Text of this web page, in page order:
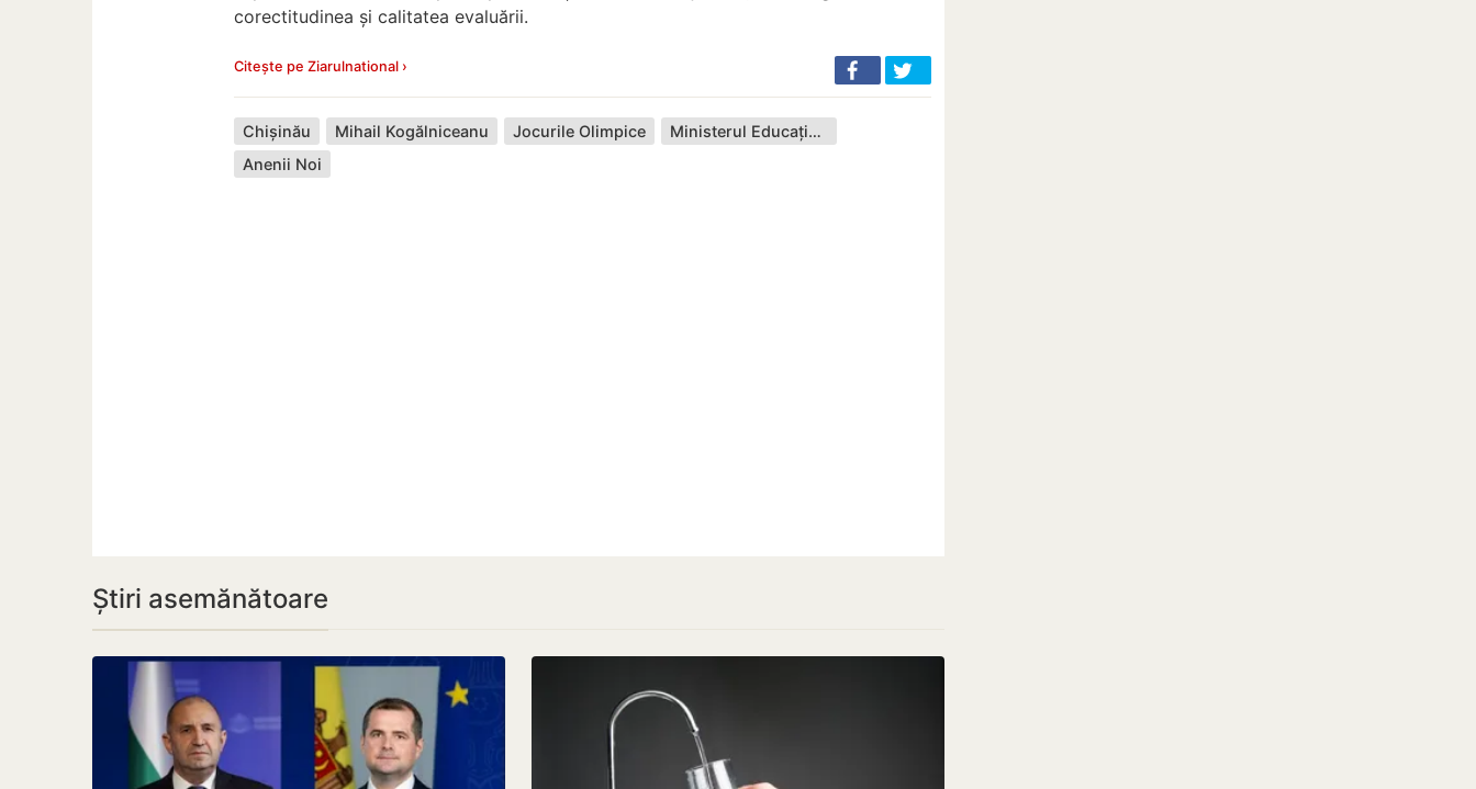
corectitudinea și calitatea evaluării.
Citește pe Ziarulnational ›
Chișinău Mihail Kogălniceanu Jocurile Olimpice
Ministerul Educației și Cercetării
Anenii Noi
Știri asemănătoare